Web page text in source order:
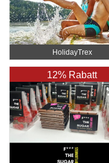
HolidayTrex
12% Rabatt